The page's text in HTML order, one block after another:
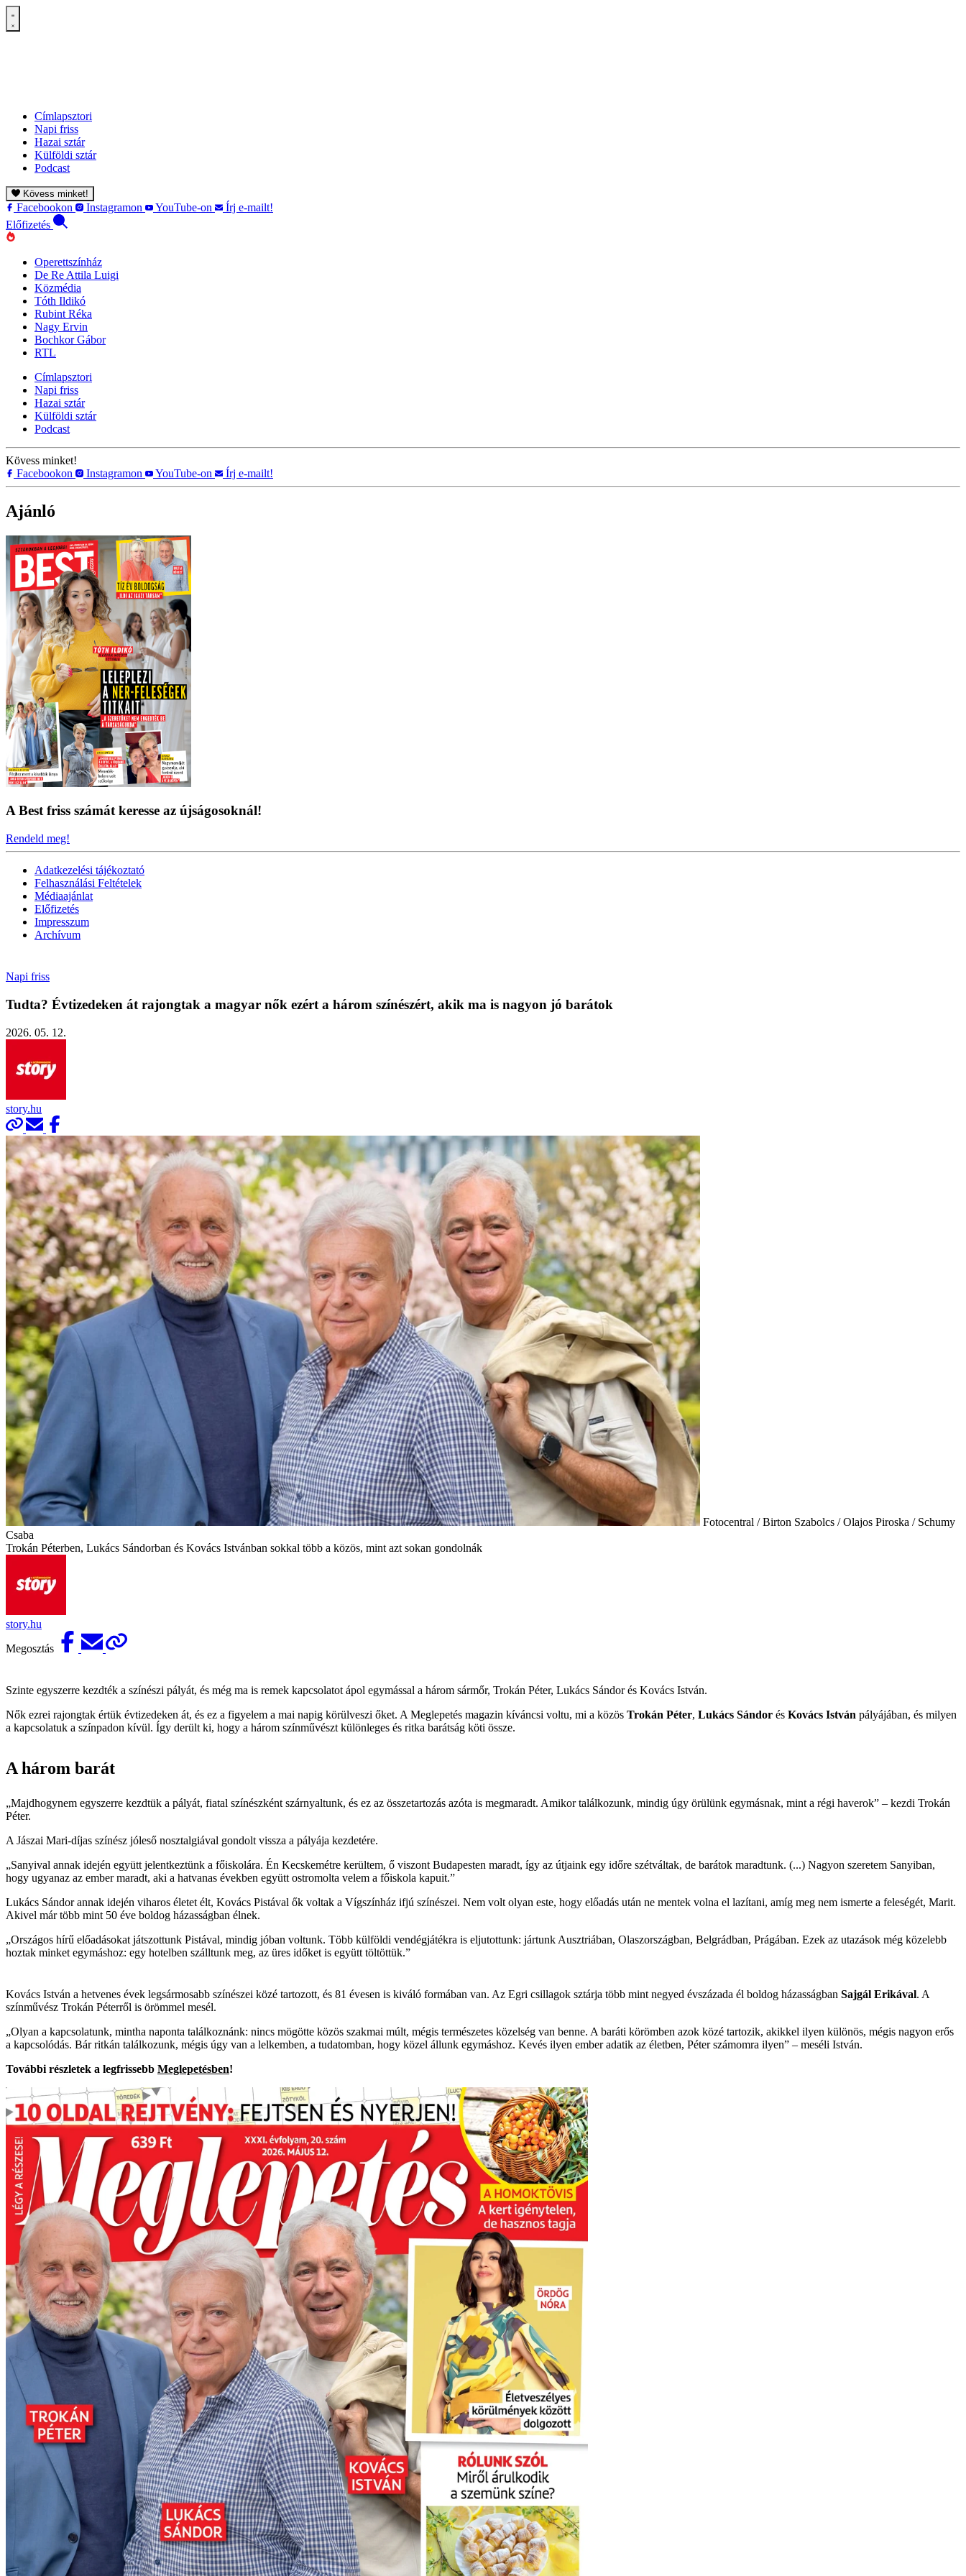
Címlapsztori
Napi friss
Hazai sztár
Külföldi sztár
Podcast
Kövess minket!
Facebookon Instagramon YouTube-on
Írj e-mailt!
Előfizetés
Operettszínház
De Re Attila Luigi
Közmédia
Tóth Ildikó
Rubint Réka
Nagy Ervin
Bochkor Gábor
RTL
Címlapsztori
Napi friss
Hazai sztár
Külföldi sztár
Podcast
Kövess minket!
Facebookon
Instagramon YouTube-on Írj e-mailt!
Ajánló
A Best friss számát keresse az újságosoknál!
Rendeld meg!
Adatkezelési tájékoztató
Felhasználási Feltételek
Médiaajánlat
Előfizetés
Impresszum
Archívum
Napi friss
Tudta? Évtizedeken át rajongtak a magyar nők ezért a három színészért, akik ma is nagyon jó barátok
2026. 05. 12.
story.hu
Fotocentral / Birton Szabolcs / Olajos Piroska / Schumy
Csaba
Trokán Péterben, Lukács Sándorban és Kovács Istvánban sokkal több a közös, mint azt sokan gondolnák
story.hu
Megosztás
Szinte egyszerre kezdték a színészi pályát, és még ma is remek kapcsolatot ápol egymással a három sármőr, Trokán Péter, Lukács Sándor és Kovács István.
Nők ezrei rajongtak értük évtizedeken át, és ez a figyelem a mai napig körülveszi őket. A Meglepetés magazin kíváncsi voltu, mi a közös Trokán Péter, Lukács Sándor és Kovács István pályájában, és milyen
a kapcsolatuk a színpadon kívül. Így derült ki, hogy a három színművészt különleges és ritka barátság köti össze.
A három barát
„Majdhogynem egyszerre kezdtük a pályát, fiatal színészként szárnyaltunk, és ez az összetartozás azóta is megmaradt. Amikor találkozunk, mindig úgy örülünk egymásnak, mint a régi haverok” – kezdi Trokán
Péter.
A Jászai Mari-díjas színész jóleső nosztalgiával gondolt vissza a pályája kezdetére.
„Sanyival annak idején együtt jelentkeztünk a főiskolára. Én Kecskemétre kerültem, ő viszont Budapesten maradt, így az útjaink egy időre szétváltak, de barátok maradtunk. (...) Nagyon szeretem Sanyiban,
hogy ugyanaz az ember maradt, aki a hatvanas években együtt ostromolta velem a főiskola kapuit.”
Lukács Sándor annak idején viharos életet élt, Kovács Pistával ők voltak a Vígszínház ifjú színészei. Nem volt olyan este, hogy előadás után ne mentek volna el lazítani, amíg meg nem ismerte a feleségét, Marit.
Akivel már több mint 50 éve boldog házasságban élnek.
„Országos hírű előadásokat játszottunk Pistával, mindig jóban voltunk. Több külföldi vendégjátékra is eljutottunk: jártunk Ausztriában, Olaszországban, Belgrádban, Prágában. Ezek az utazások még közelebb
hoztak minket egymáshoz: egy hotelben szálltunk meg, az üres időket is együtt töltöttük.”
Kovács István a hetvenes évek legsármosabb színészei közé tartozott, és 81 évesen is kiváló formában van. Az Egri csillagok sztárja több mint negyed évszázada él boldog házasságban Sajgál Erikával. A
színművész Trokán Péterről is örömmel mesél.
„Olyan a kapcsolatunk, mintha naponta találkoznánk: nincs mögötte közös szakmai múlt, mégis természetes közelség van benne. A baráti körömben azok közé tartozik, akikkel ilyen különös, mégis nagyon erős
a kapcsolódás. Bár ritkán találkozunk, mégis úgy van a lelkemben, a tudatomban, hogy közel állunk egymáshoz. Kevés ilyen ember adatik az életben, Péter számomra ilyen” – meséli István.
További részletek a legfrissebb Meglepetésben!